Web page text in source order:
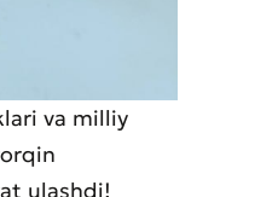
va milliy
ulashdi!